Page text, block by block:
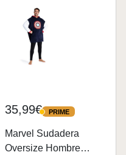
35,99€ PRIME
PRIME
Marvel Sudadera
Oversize Hombre